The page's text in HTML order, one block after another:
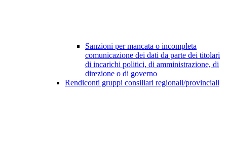
Sanzioni per mancata o incompleta
comunicazione dei dati da parte dei titolari
di incarichi politici, di amministrazione, di
direzione o di governo
Rendiconti gruppi consiliari regionali/provinciali